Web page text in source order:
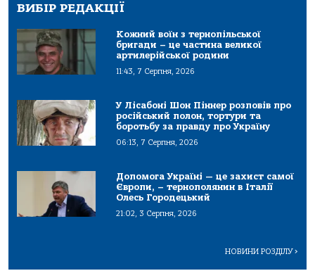
ВИБІР РЕДАКЦІЇ
Кожний воїн з тернопільської
бригади – це частина великої
артилерійської родини
11:43, 7 Серпня, 2026
У Лісабоні Шон Піннер розповів про
російський полон, тортури та
боротьбу за правду про Україну
06:13, 7 Серпня, 2026
Допомога Україні — це захист самої
Європи, – тернополянин в Італії
Олесь Городецький
21:02, 3 Серпня, 2026
НОВИНИ РОЗДІЛУ>